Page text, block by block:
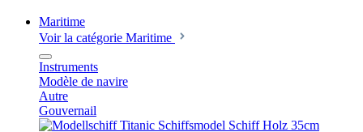
Maritime
Voir la catégorie Maritime
Instruments
Modèle de navire
Autre
Gouvernail